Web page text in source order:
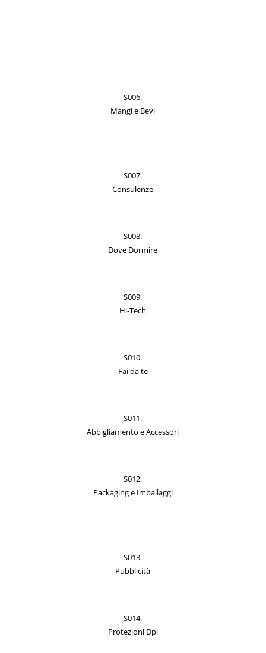
S006.
Mangi e Bevi
S007.
Consulenze
S008.
Dove Dormire
S009.
Hi-Tech
S010.
Fai da te
S011.
Abbigliamento e Accessori
S012.
Packaging e Imballaggi
S013.
Pubblicità
S014.
Protezioni Dpi